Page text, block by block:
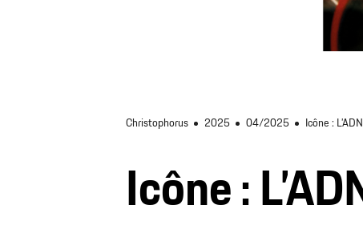
Christophorus 2025 04/2025 Icône :
Icône :